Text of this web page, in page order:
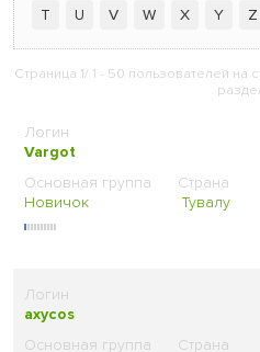
T
U V W X Y Z
Страница 1/ 1 - 50 пользователей на
Vargot
Новичок Тувалу
axycos